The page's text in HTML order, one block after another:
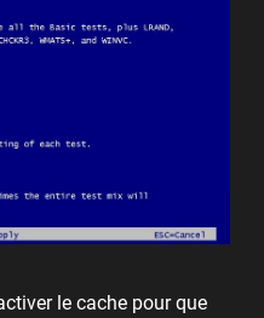
le cache pour que